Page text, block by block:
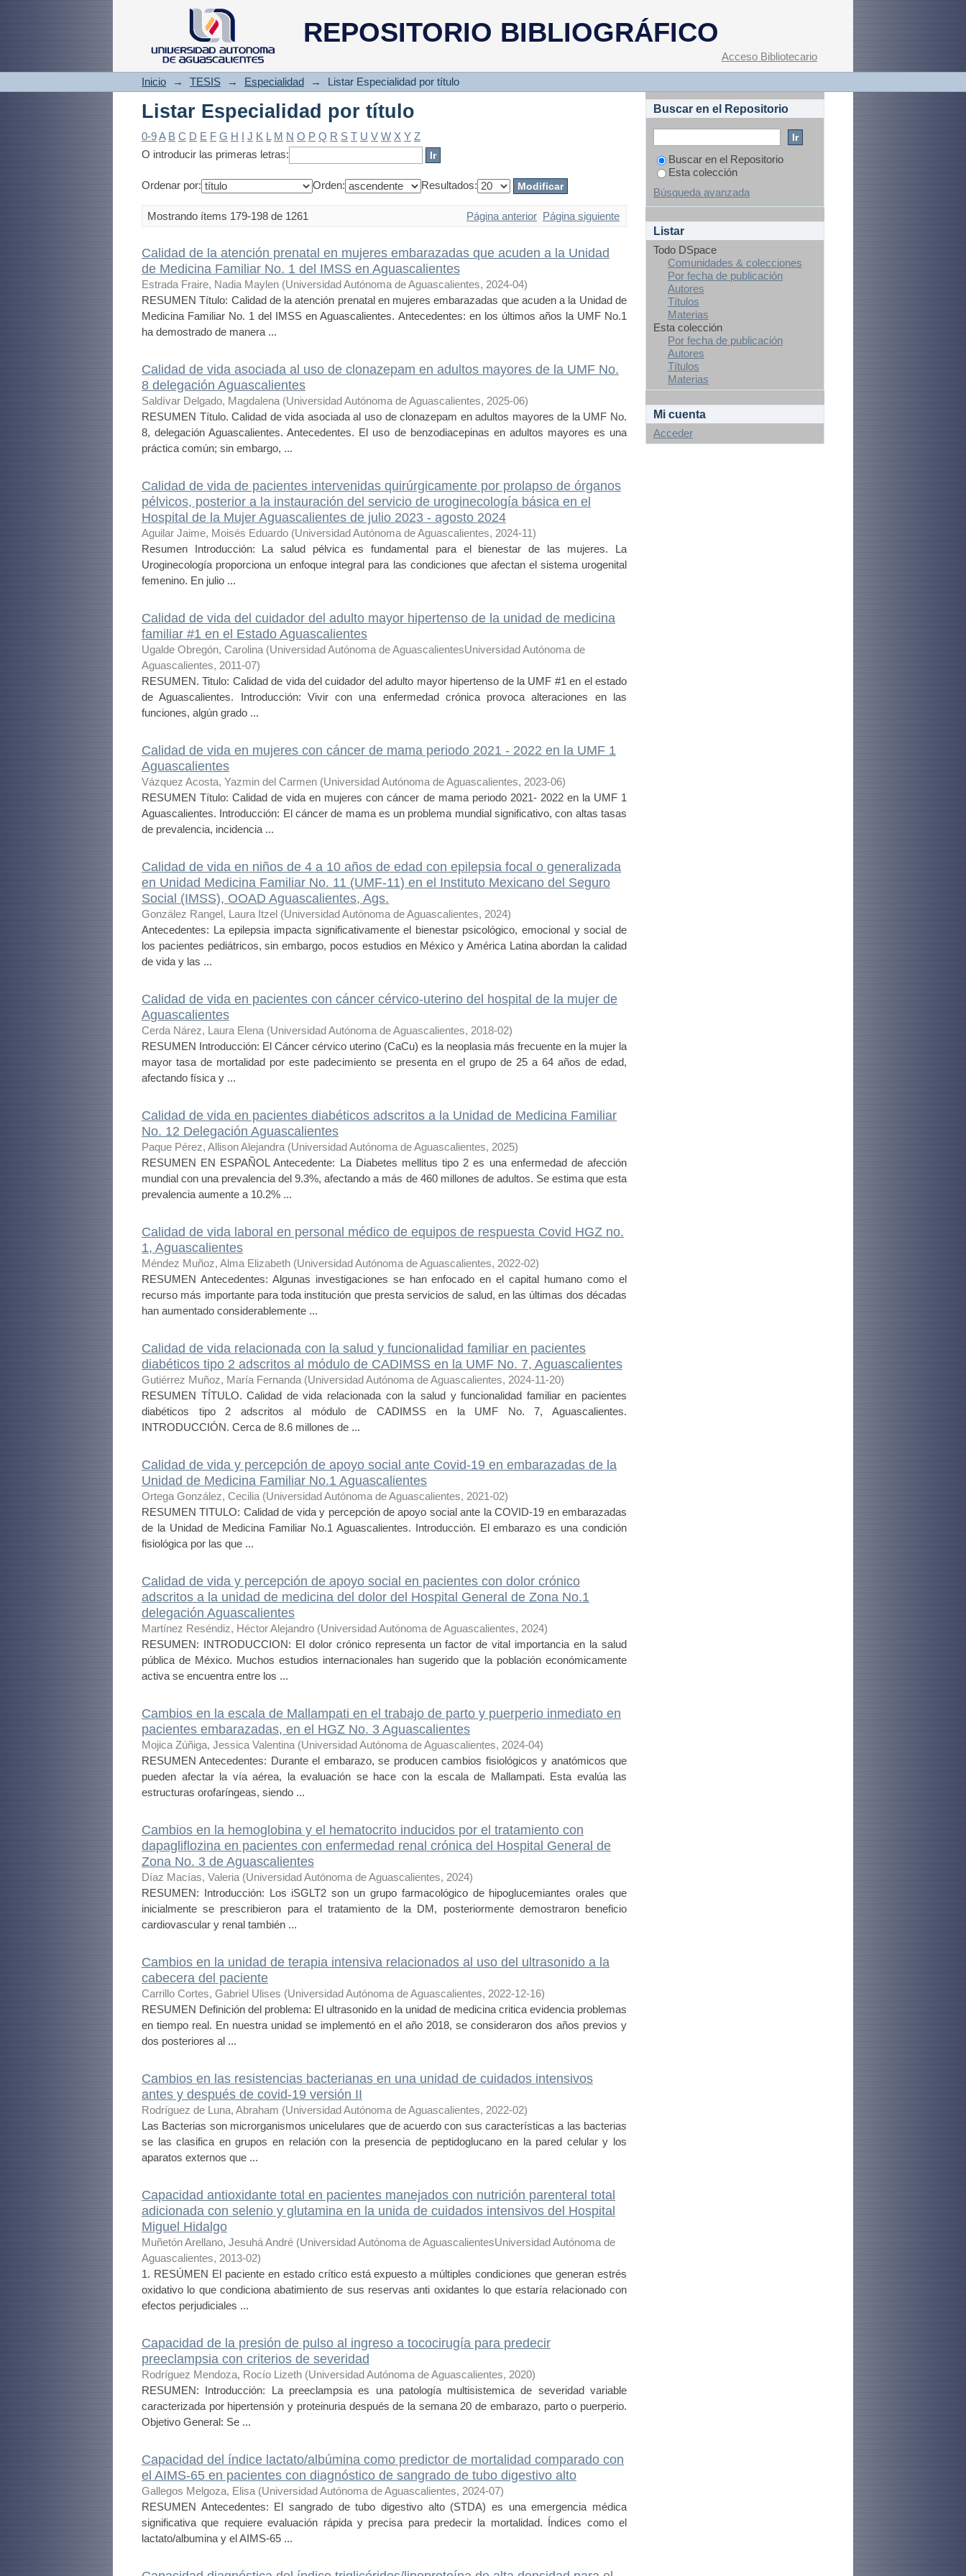
REPOSITORIO BIBLIOGRÁFICO
Listar Especialidad por título
Acceso Bibliotecario
Inicio → TESIS → Especialidad → Listar Especialidad por título
Listar Especialidad por título
0-9A B C D E F G H I J K L M N O P Q R S T U V W X Y Z
O introducir las primeras letras:
Ordenar por: Orden: Resultados:
Mostrando ítems 179-198 de 1261 Página anterior Página siguiente
Calidad de la atención prenatal en mujeres embarazadas que acuden a la Unidad
de Medicina Familiar No. 1 del IMSS en Aguascalientes
Estrada Fraire, Nadia Maylen (Universidad Autónoma de Aguascalientes, 2024-04)
RESUMEN Título: Calidad de la atención prenatal en mujeres embarazadas que acuden a la Unidad de
Medicina Familiar No. 1 del IMSS en Aguascalientes. Antecedentes: en los últimos años la UMF No.1
ha demostrado de manera ...
Calidad de vida asociada al uso de clonazepam en adultos mayores de la UMF No.
8 delegación Aguascalientes
Saldívar Delgado, Magdalena (Universidad Autónoma de Aguascalientes, 2025-06)
RESUMEN Título. Calidad de vida asociada al uso de clonazepam en adultos mayores de la UMF No.
8, delegación Aguascalientes. Antecedentes. El uso de benzodiacepinas en adultos mayores es una
práctica común; sin embargo, ...
Calidad de vida de pacientes intervenidas quirúrgicamente por prolapso de órganos
pélvicos, posterior a la instauración del servicio de uroginecología básica en el
Hospital de la Mujer Aguascalientes de julio 2023 - agosto 2024
Aguilar Jaime, Moisés Eduardo (Universidad Autónoma de Aguascalientes, 2024-11)
Resumen Introducción: La salud pélvica es fundamental para el bienestar de las mujeres. La
Uroginecología proporciona un enfoque integral para las condiciones que afectan el sistema urogenital
femenino. En julio ...
Calidad de vida del cuidador del adulto mayor hipertenso de la unidad de medicina
familiar #1 en el Estado Aguascalientes
Ugalde Obregón, Carolina (Universidad Autónoma de AguascalientesUniversidad Autónoma de
Aguascalientes, 2011-07)
RESUMEN. Titulo: Calidad de vida del cuidador del adulto mayor hipertenso de la UMF #1 en el estado
de Aguascalientes. Introducción: Vivir con una enfermedad crónica provoca alteraciones en las
funciones, algún grado ...
Calidad de vida en mujeres con cáncer de mama periodo 2021 - 2022 en la UMF 1
Aguascalientes
Vázquez Acosta, Yazmin del Carmen (Universidad Autónoma de Aguascalientes, 2023-06)
RESUMEN Título: Calidad de vida en mujeres con cáncer de mama periodo 2021- 2022 en la UMF 1
Aguascalientes. Introducción: El cáncer de mama es un problema mundial significativo, con altas tasas
de prevalencia, incidencia ...
Calidad de vida en niños de 4 a 10 años de edad con epilepsia focal o generalizada
en Unidad Medicina Familiar No. 11 (UMF-11) en el Instituto Mexicano del Seguro
Social (IMSS), OOAD Aguascalientes, Ags.
González Rangel, Laura Itzel (Universidad Autónoma de Aguascalientes, 2024)
Antecedentes: La epilepsia impacta significativamente el bienestar psicológico, emocional y social de
los pacientes pediátricos, sin embargo, pocos estudios en México y América Latina abordan la calidad
de vida y las ...
Calidad de vida en pacientes con cáncer cérvico-uterino del hospital de la mujer de
Aguascalientes
Cerda Nárez, Laura Elena (Universidad Autónoma de Aguascalientes, 2018-02)
RESUMEN Introducción: El Cáncer cérvico uterino (CaCu) es la neoplasia más frecuente en la mujer la
mayor tasa de mortalidad por este padecimiento se presenta en el grupo de 25 a 64 años de edad,
afectando física y ...
Calidad de vida en pacientes diabéticos adscritos a la Unidad de Medicina Familiar
No. 12 Delegación Aguascalientes
Paque Pérez, Allison Alejandra (Universidad Autónoma de Aguascalientes, 2025)
RESUMEN EN ESPAÑOL Antecedente: La Diabetes mellitus tipo 2 es una enfermedad de afección
mundial con una prevalencia del 9.3%, afectando a más de 460 millones de adultos. Se estima que esta
prevalencia aumente a 10.2% ...
Calidad de vida laboral en personal médico de equipos de respuesta Covid HGZ no.
1, Aguascalientes
Méndez Muñoz, Alma Elizabeth (Universidad Autónoma de Aguascalientes, 2022-02)
RESUMEN Antecedentes: Algunas investigaciones se han enfocado en el capital humano como el
recurso más importante para toda institución que presta servicios de salud, en las últimas dos décadas
han aumentado considerablemente ...
Calidad de vida relacionada con la salud y funcionalidad familiar en pacientes
diabéticos tipo 2 adscritos al módulo de CADIMSS en la UMF No. 7, Aguascalientes
Gutiérrez Muñoz, María Fernanda (Universidad Autónoma de Aguascalientes, 2024-11-20)
RESUMEN TÍTULO. Calidad de vida relacionada con la salud y funcionalidad familiar en pacientes
diabéticos tipo 2 adscritos al módulo de CADIMSS en la UMF No. 7, Aguascalientes.
INTRODUCCIÓN. Cerca de 8.6 millones de ...
Calidad de vida y percepción de apoyo social ante Covid-19 en embarazadas de la
Unidad de Medicina Familiar No.1 Aguascalientes
Ortega González, Cecilia (Universidad Autónoma de Aguascalientes, 2021-02)
RESUMEN TITULO: Calidad de vida y percepción de apoyo social ante la COVID-19 en embarazadas
de la Unidad de Medicina Familiar No.1 Aguascalientes. Introducción. El embarazo es una condición
fisiológica por las que ...
Calidad de vida y percepción de apoyo social en pacientes con dolor crónico
adscritos a la unidad de medicina del dolor del Hospital General de Zona No.1
delegación Aguascalientes
Martínez Reséndiz, Héctor Alejandro (Universidad Autónoma de Aguascalientes, 2024)
RESUMEN: INTRODUCCION: El dolor crónico representa un factor de vital importancia en la salud
pública de México. Muchos estudios internacionales han sugerido que la población económicamente
activa se encuentra entre los ...
Cambios en la escala de Mallampati en el trabajo de parto y puerperio inmediato en
pacientes embarazadas, en el HGZ No. 3 Aguascalientes
Mojica Zúñiga, Jessica Valentina (Universidad Autónoma de Aguascalientes, 2024-04)
RESUMEN Antecedentes: Durante el embarazo, se producen cambios fisiológicos y anatómicos que
pueden afectar la vía aérea, la evaluación se hace con la escala de Mallampati. Esta evalúa las
estructuras orofaríngeas, siendo ...
Cambios en la hemoglobina y el hematocrito inducidos por el tratamiento con
dapagliflozina en pacientes con enfermedad renal crónica del Hospital General de
Zona No. 3 de Aguascalientes
Díaz Macías, Valeria (Universidad Autónoma de Aguascalientes, 2024)
RESUMEN: Introducción: Los iSGLT2 son un grupo farmacológico de hipoglucemiantes orales que
inicialmente se prescribieron para el tratamiento de la DM, posteriormente demostraron beneficio
cardiovascular y renal también ...
Cambios en la unidad de terapia intensiva relacionados al uso del ultrasonido a la
cabecera del paciente
Carrillo Cortes, Gabriel Ulises (Universidad Autónoma de Aguascalientes, 2022-12-16)
RESUMEN Definición del problema: El ultrasonido en la unidad de medicina critica evidencia problemas
en tiempo real. En nuestra unidad se implementó en el año 2018, se consideraron dos años previos y
dos posteriores al ...
Cambios en las resistencias bacterianas en una unidad de cuidados intensivos
antes y después de covid-19 versión II
Rodríguez de Luna, Abraham (Universidad Autónoma de Aguascalientes, 2022-02)
Las Bacterias son microrganismos unicelulares que de acuerdo con sus características a las bacterias
se las clasifica en grupos en relación con la presencia de peptidoglucano en la pared celular y los
aparatos externos que ...
Capacidad antioxidante total en pacientes manejados con nutrición parenteral total
adicionada con selenio y glutamina en la unida de cuidados intensivos del Hospital
Miguel Hidalgo
Muñetón Arellano, Jesuhá André (Universidad Autónoma de AguascalientesUniversidad Autónoma de
Aguascalientes, 2013-02)
1. RESÚMEN El paciente en estado crítico está expuesto a múltiples condiciones que generan estrés
oxidativo lo que condiciona abatimiento de sus reservas anti oxidantes lo que estaría relacionado con
efectos perjudiciales ...
Capacidad de la presión de pulso al ingreso a tococirugía para predecir
preeclampsia con criterios de severidad
Rodríguez Mendoza, Rocío Lizeth (Universidad Autónoma de Aguascalientes, 2020)
RESUMEN: Introducción: La preeclampsia es una patología multisistemica de severidad variable
caracterizada por hipertensión y proteinuria después de la semana 20 de embarazo, parto o puerperio.
Objetivo General: Se ...
Capacidad del índice lactato/albúmina como predictor de mortalidad comparado con
el AIMS-65 en pacientes con diagnóstico de sangrado de tubo digestivo alto
Gallegos Melgoza, Elisa (Universidad Autónoma de Aguascalientes, 2024-07)
RESUMEN Antecedentes: El sangrado de tubo digestivo alto (STDA) es una emergencia médica
significativa que requiere evaluación rápida y precisa para predecir la mortalidad. Índices como el
lactato/albumina y el AIMS-65 ...
Buscar en el Repositorio
Buscar en el Repositorio
Esta colección
Búsqueda avanzada
Listar
Todo DSpace
Comunidades & colecciones
Por fecha de publicación
Autores
Títulos
Materias
Esta colección
Por fecha de publicación
Autores
Títulos
Materias
Mi cuenta
Acceder